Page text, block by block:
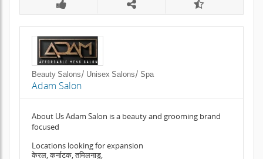
Beauty Salons/ Unisex Salons/ Spa
Adam Salon
About Us Adam Salon is a beauty and grooming brand
focused
Locations looking for expansion
केरल, कर्नाटक, तमिलनाडु,